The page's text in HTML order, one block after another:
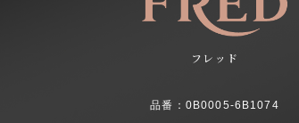
フレッド
品番：0B0005-6B1074